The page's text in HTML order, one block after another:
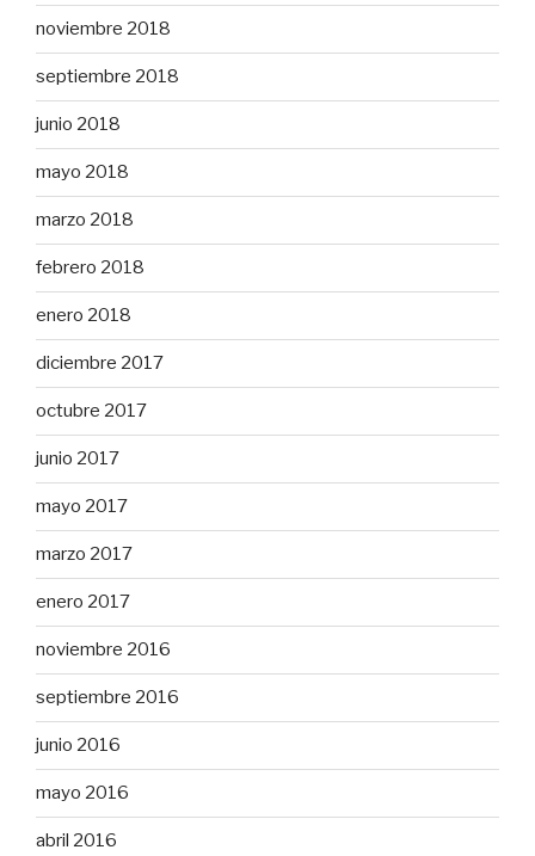
noviembre 2018
septiembre 2018
junio 2018
mayo 2018
marzo 2018
febrero 2018
enero 2018
diciembre 2017
octubre 2017
junio 2017
mayo 2017
marzo 2017
enero 2017
noviembre 2016
septiembre 2016
junio 2016
mayo 2016
abril 2016